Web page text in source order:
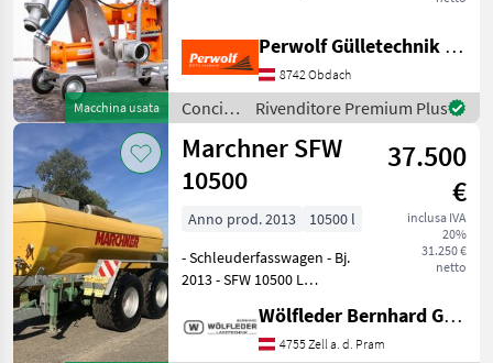
Macchina usata
Drucksteuerung mittels
Frequenzumformer -
Grundplattform mit
Staplerl
Perwolf Gülletechnik GmbH
8742 Obdach
Concimazione
e
irrigazione
/
Stallkamp
Rivenditore Premium Plus
Marchner SFW
10500
37.500
€
inclusa IVA
20%
31.250 €
netto
Anno prod. 2013
10500 l
- Schleuderfasswagen - Bj.
2013 - SFW 10500 L
710/50-26, 5 Vredestein-
Flotation-R-Pro. -
Wölfleder Bernhard GmbH
4755 Zell a. d. Pram